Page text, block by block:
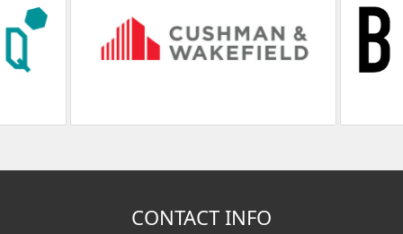
CONTACT INFO